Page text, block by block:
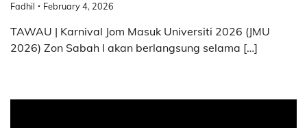
Fadhil February 4, 2026
TAWAU | Karnival Jom Masuk Universiti 2026 (JMU
2026) Zon Sabah I akan berlangsung selama […]